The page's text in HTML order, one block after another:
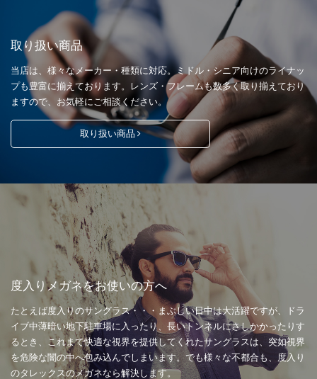
取り扱い商品
当店は、様々なメーカー・種類に対応。ミドル・シニア向けのライナッ
プも豊富に揃えております。レンズ・フレームも数多く取り揃えており
ますので、お気軽にご相談ください。
取り扱い商品
度入りメガネをお使いの方へ
たとえば度入りのサングラス・・・まぶしい日中は大活躍ですが、ドラ
イブ中薄暗い地下駐車場に入ったり、長いトンネルにさしかかったりす
るとき、これまで快適な視界を提供してくれたサングラスは、突如視界
を危険な闇の中へ包み込んでしまいます。でも様々な不都合も、度入り
のタレックスのメガネなら解決します。